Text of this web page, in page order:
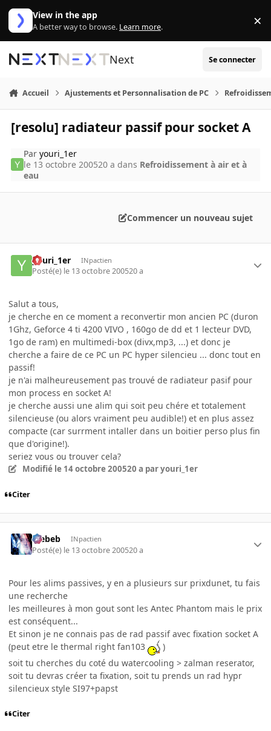
Aller au contenu
View in the app
A better way to browse. Learn more. ×
Next Se connecter
Accueil Ajustements et Personnalisation de PC
[resolu] radiateur passif pour socket A
Paryouri_1er
le 13 octobre 200520 a dans Refroidissement à air et à
eau
Commencer un nouveau sujet
youri_1er INpactien
Posté(e) le 13 octobre 200520 a
Salut a tous,
je cherche en ce moment a reconvertir mon ancien PC (duron
1Ghz, Geforce 4 ti 4200 VIVO , 160go de dd et 1 lecteur DVD,
1go de ram) en multimedi-box (divx,mp3, ...) et donc je
cherche a faire de ce PC un PC hyper silencieu ... donc tout en
passif!
je n'ai malheureusement pas trouvé de radiateur pasif pour
mon process en socket A!
je cherche aussi une alim qui soit peu chére et totalement
silencieuse (ou alors vraiment peu audible!) et en plus assez
compacte (car surrment intaller dans un boitier perso plus fin
que d'origine!).
seriez vous ou trouver cela?
Modifié le 14 octobre 200520 a par youri_1er
Citer
Trebeb INpactien
Posté(e) le 13 octobre 200520 a
Pour les alims passives, y en a plusieurs sur prixdunet, tu fais
une recherche
les meilleures à mon gout sont les Antec Phantom mais le prix
est conséquent...
Et sinon je ne connais pas de rad passif avec fixation socket A
(peut etre le thermal right fan103
)
soit tu cherches du coté du watercooling > zalman reserator,
soit tu devras créer ta fixation, soit tu prends un rad hypr
silencieux style SI97+papst
Citer